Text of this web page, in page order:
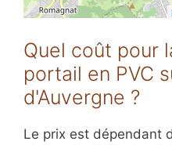
Quel coût pour
portail en PVC
d'Auvergne ?
Le prix est dépendant